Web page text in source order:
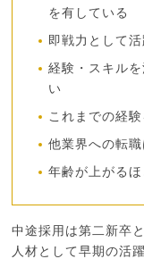
を有している
即戦力として
経験・スキル
い
これまでの経
他業界への転
年齢が上がる
中途採用は第二新卒
人材として早期の活